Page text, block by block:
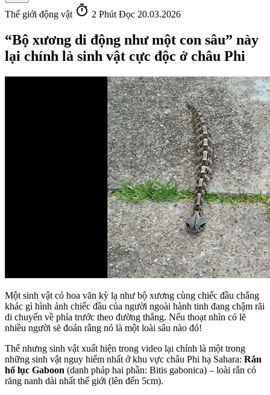
Thế giới động vật timer 2 Phút Đọc 20.03.2026
“Bộ xương di động như một con sâu” này
lại chính là sinh vật cực độc ở châu Phi
Một sinh vật có hoa văn kỳ lạ như bộ xương cùng chiếc đầu chẳng
khác gì hình ảnh chiếc đầu của người ngoài hành tinh đang chậm rãi
di chuyển về phía trước theo đường thẳng. Nếu thoạt nhìn có lẽ
nhiều người sẽ đoán rằng nó là một loài sâu nào đó!
Thế nhưng sinh vật xuất hiện trong video lại chính là một trong
những sinh vật nguy hiểm nhất ở khu vực châu Phi hạ Sahara: Rắn
hổ lục Gaboon (danh pháp hai phần: Bitis gabonica) – loài rắn có
răng nanh dài nhất thế giới (lên đến 5cm).